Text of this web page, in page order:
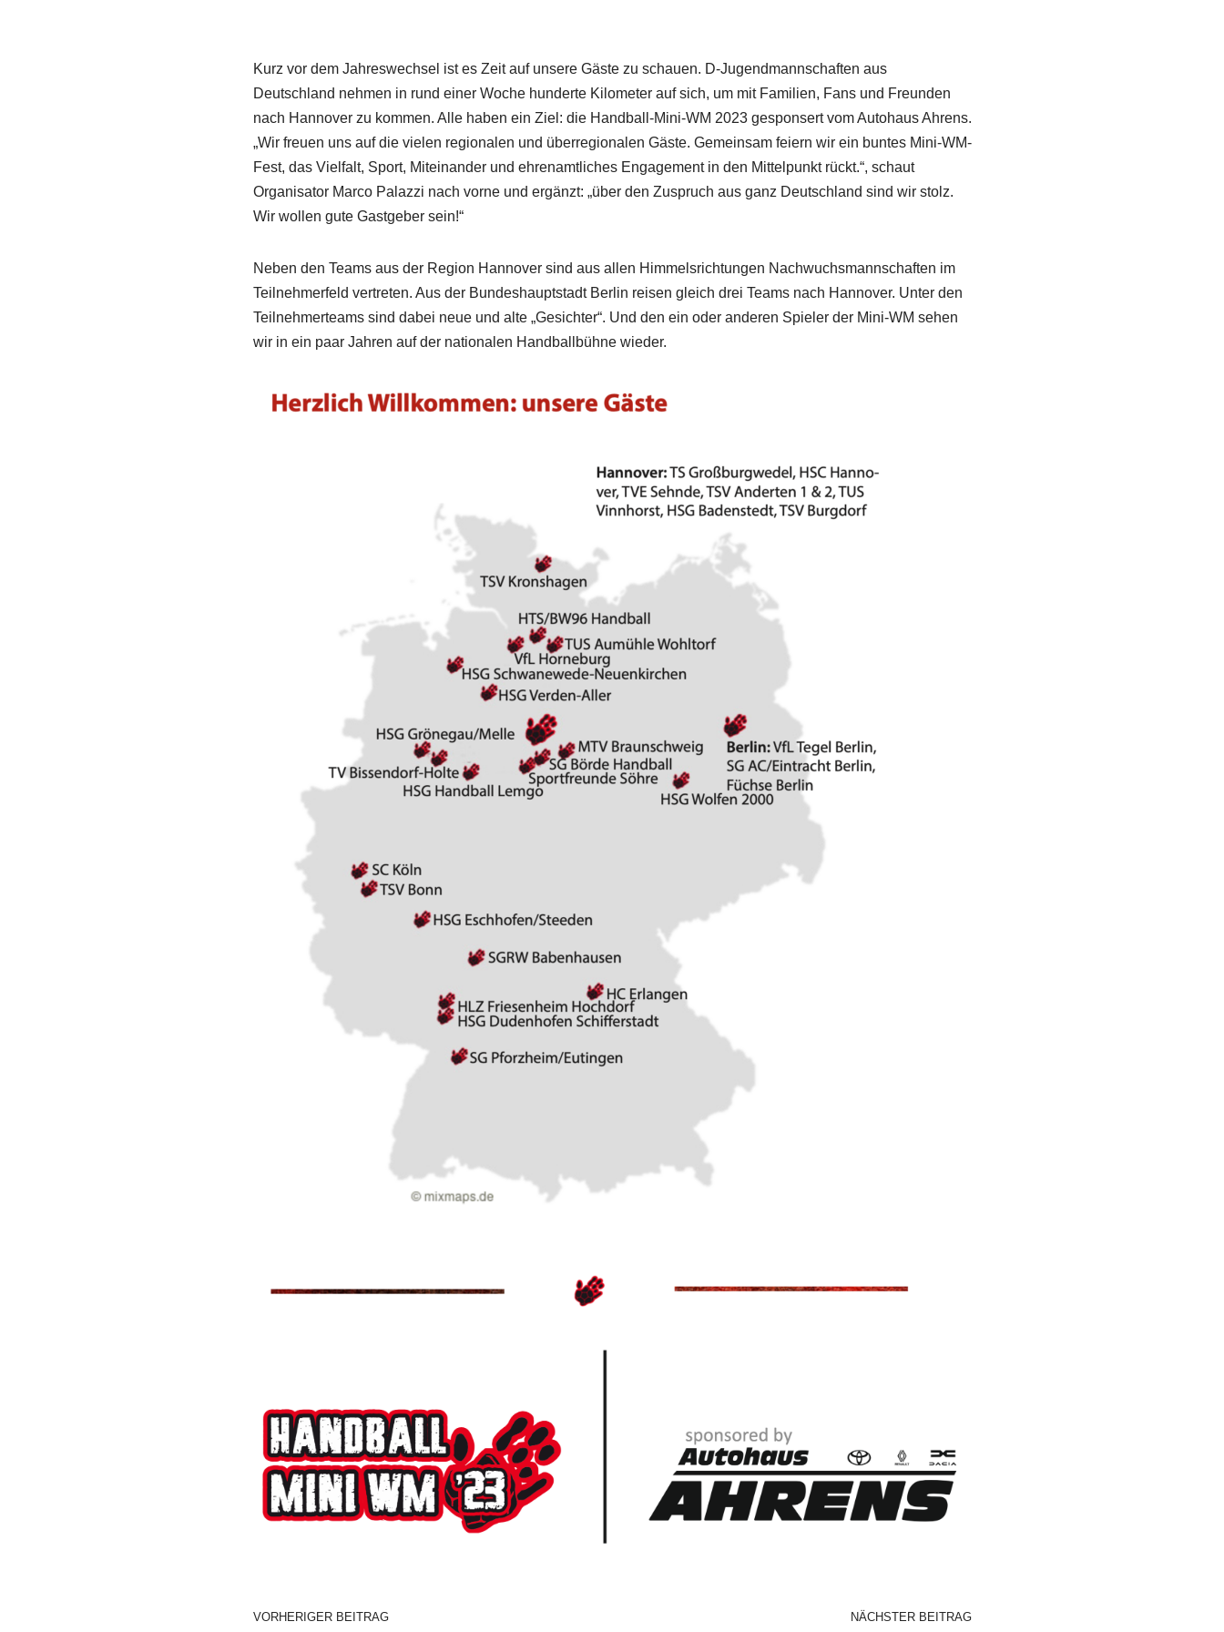
Kurz vor dem Jahreswechsel ist es Zeit auf unsere Gäste zu schauen. D-Jugendmannschaften aus
Deutschland nehmen in rund einer Woche hunderte Kilometer auf sich, um mit Familien, Fans und Freunden
nach Hannover zu kommen. Alle haben ein Ziel: die Handball-Mini-WM 2023 gesponsert vom Autohaus Ahrens.
„Wir freuen uns auf die vielen regionalen und überregionalen Gäste. Gemeinsam feiern wir ein buntes Mini-WM-
Fest, das Vielfalt, Sport, Miteinander und ehrenamtliches Engagement in den Mittelpunkt rückt.“, schaut
Organisator Marco Palazzi nach vorne und ergänzt: „über den Zuspruch aus ganz Deutschland sind wir stolz.
Wir wollen gute Gastgeber sein!“
Neben den Teams aus der Region Hannover sind aus allen Himmelsrichtungen Nachwuchsmannschaften im
Teilnehmerfeld vertreten. Aus der Bundeshauptstadt Berlin reisen gleich drei Teams nach Hannover. Unter den
Teilnehmerteams sind dabei neue und alte „Gesichter“. Und den ein oder anderen Spieler der Mini-WM sehen
wir in ein paar Jahren auf der nationalen Handballbühne wieder.
VORHERIGER BEITRAG NÄCHSTER BEITRAG